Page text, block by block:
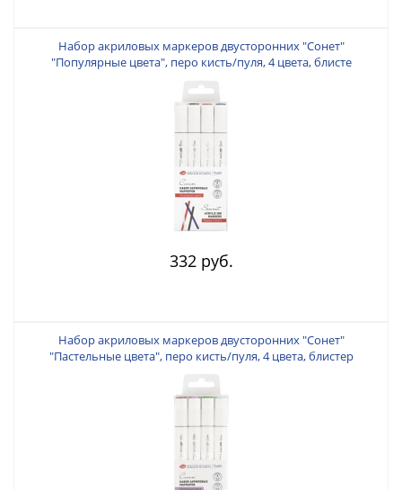
Набор акриловых маркеров двусторонних "Сонет"
"Популярные цвета", перо кисть/пуля, 4 цвета, блисте
332 руб.
Набор акриловых маркеров двусторонних "Сонет"
"Пастельные цвета", перо кисть/пуля, 4 цвета, блистер